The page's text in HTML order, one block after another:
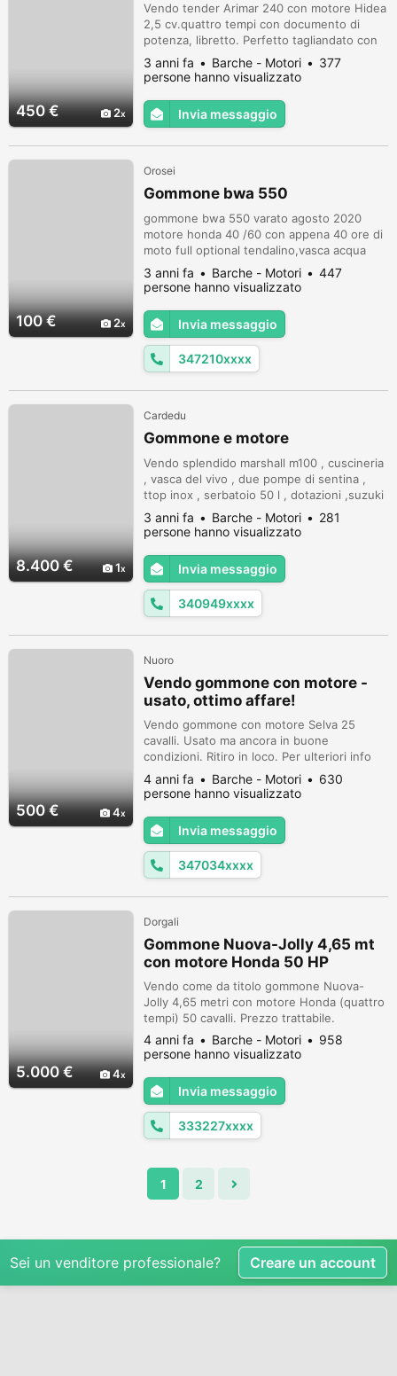
450 € 2
Vendo tender Arimar 240 con motore Hidea
2,5 cv.quattro tempi con documento di
potenza, libretto. Perfetto tagliandato con
girante nuova. No perditempo. Euro 450,00
3 anni fa Barche - Motori
377
persone hanno visualizzato
Invia messaggio
100 € 2
Orosei
Gommone bwa 550
gommone bwa 550 varato agosto 2020
motore honda 40 /60 con appena 40 ore di
moto full optional tendalino,vasca acqua
dolce con docetta ,stereo heart con 5
autoparlanti valore 1500 ,pavimento tek
portacanna tavolo pick nic cuscineria
rinforzata anti usura elica piu performante
qualsiasi prova e valutazione meccanica per
info prezzo whats up
3 anni fa Barche - Motori
447
persone hanno visualizzato
Invia messaggio
347210xxxx
8.400 € 1
Cardedu
Gommone e motore
Vendo splendido marshall m100 , cuscineria
, vasca del vivo , due pompe di sentina ,
ttop inox , serbatoio 50 l , dotazioni ,suzuki
df 70 del 2003 in ottimo stato con 700 ore ,
Primo contatto via messaggio
3 anni fa Barche - Motori
281
persone hanno visualizzato
Invia messaggio
340949xxxx
500 € 4
Nuoro
Vendo gommone con motore -
usato, ottimo affare!
Vendo gommone con motore Selva 25
cavalli. Usato ma ancora in buone
condizioni. Ritiro in loco. Per ulteriori info
contattatemi.
4 anni fa Barche - Motori
630
persone hanno visualizzato
Invia messaggio
347034xxxx
5.000 € 4
Dorgali
Gommone Nuova-Jolly 4,65 mt
con motore Honda 50 HP
Vendo come da titolo gommone Nuova-
Jolly 4,65 metri con motore Honda (quattro
tempi) 50 cavalli. Prezzo trattabile.
4 anni fa Barche - Motori
958
persone hanno visualizzato
Invia messaggio
333227xxxx
1 2
Sei un venditore professionale? Creare un account